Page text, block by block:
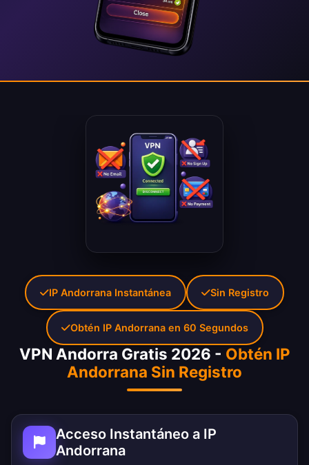
VPN Andorra Gratis 2026 - Obtén IP
Andorrana Sin Registro
Acceso Instantáneo a IP
Andorrana
IP Andorrana Instantánea Sin Registro
Obtén IP Andorrana en 60 Segundos